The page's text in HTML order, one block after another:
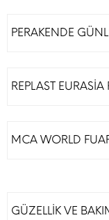
PERAKENDE
REPLAST EURASİA
MCA WORLD
GÜZELLİK VE